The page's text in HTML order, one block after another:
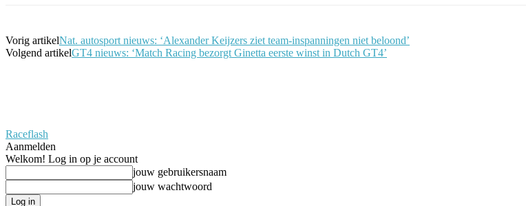
Vorig artikelNat. autosport nieuws: ‘Alexander Keijzers ziet team-inspanningen niet beloond’
Volgend artikelGT4 nieuws: ‘Match Racing bezorgt Ginetta eerste winst in Dutch GT4’
Raceflash
Aanmelden
Welkom! Log in op je account
jouw gebruikersnaam
jouw wachtwoord